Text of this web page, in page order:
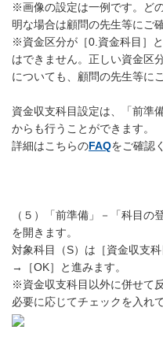
※画像の設定は一例です。ど
明な場合は顧問の先生等にご
※資金区分が［0.資金科目］
はできません。正しい資金区
についても、顧問の先生等に
資金収支科目設定は、「前準
からも行うことができます。
詳細はこちらのFAQをご確認
（５）「前準備」－「科目の
を開きます。
対象科目（S）は［資金収支
→［OK］と進みます。
※資金収支科目以外に併せて
必要に応じてチェックを入れ